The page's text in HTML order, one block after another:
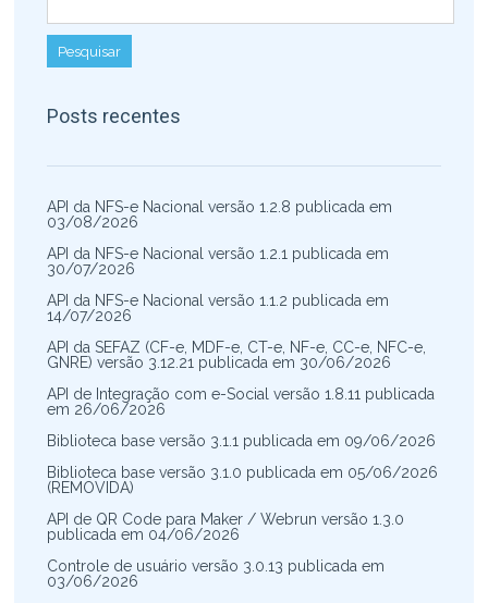
Posts recentes
API da NFS-e Nacional versão 1.2.8 publicada em
03/08/2026
API da NFS-e Nacional versão 1.2.1 publicada em
30/07/2026
API da NFS-e Nacional versão 1.1.2 publicada em
14/07/2026
API da SEFAZ (CF-e, MDF-e, CT-e, NF-e, CC-e, NFC-e,
GNRE) versão 3.12.21 publicada em 30/06/2026
API de Integração com e-Social versão 1.8.11 publicada
em 26/06/2026
Biblioteca base versão 3.1.1 publicada em 09/06/2026
Biblioteca base versão 3.1.0 publicada em 05/06/2026
(REMOVIDA)
API de QR Code para Maker / Webrun versão 1.3.0
publicada em 04/06/2026
Controle de usuário versão 3.0.13 publicada em
03/06/2026